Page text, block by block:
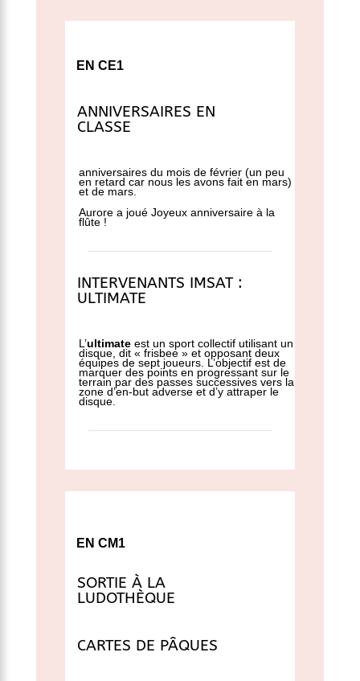
EN CE1
ANNIVERSAIRES EN
CLASSE
anniversaires du mois de février (un peu
en retard car nous les avons fait en mars)
et de mars.
Aurore a joué Joyeux anniversaire à la
flûte !
INTERVENANTS IMSAT :
ULTIMATE
L’ultimateest un sport collectifutilisant un
disque, dit « frisbee»et opposant deux
équipes de sept joueurs. L’objectif est de
marquer des points en progressant sur le
terrain par des passes successives vers la
zone d’en-but adverse et d’y attraper le
disque.
EN CM1
SORTIE À LA
LUDOTHÈQUE
CARTES DE PÂQUES